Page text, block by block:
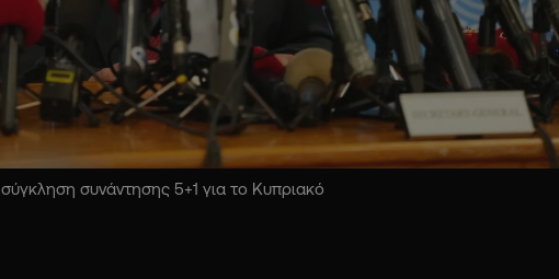
συνάντησης 5+1 για το Κυπριακό